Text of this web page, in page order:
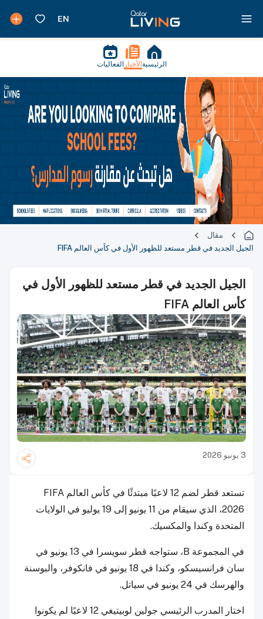
الرئيسية الأخبار الفعاليات
مقال
الجيل الجديد في قطر مستعد للظهور الأول في كأس العالم FIFA
الجيل الجديد في قطر مستعد للظهور الأول في
كأس العالم FIFA
3 يونيو 2026
تستعد قطر لضم 12 لاعبًا مبتدئًا في كأس العالم FIFA
2026، الذي سيقام من 11 يونيو إلى 19 يوليو في الولايات
المتحدة وكندا والمكسيك.
في المجموعة B، ستواجه قطر سويسرا في 13 يونيو في
سان فرانسيسكو، وكندا في 18 يونيو في فانكوفر، والبوسنة
والهرسك في 24 يونيو في سياتل.
اختار المدرب الرئيسي جولين لوبيتيغي 12 لاعبًا لم يكونوا